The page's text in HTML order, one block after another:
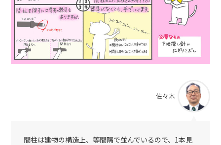
佐々木
間柱は建物の構造上、等間隔で並んでいるので、1本見